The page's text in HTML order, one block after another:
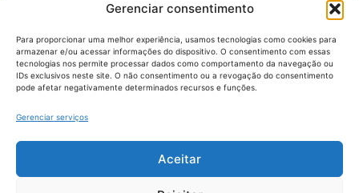
Gerenciar consentimento
Para proporcionar uma melhor experiência, usamos tecnologias como cookies para
armazenar e/ou acessar informações do dispositivo. O consentimento com essas
tecnologias nos permite processar dados como comportamento da navegação ou
IDs exclusivos neste site. O não consentimento ou a revogação do consentimento
pode afetar negativamente determinados recursos e funções.
Gerenciar serviços
Aceitar
União dos Auditores Federais de Controle Externo -
AUDITAR
Setor de Administração Federal Sul (SAF/Sul), Qd. 04, Lt. 01
Tribunal de Contas da União (TCU), Subsolo, Sala S04
Termos de uso